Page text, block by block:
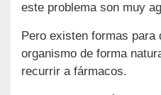
este problema son muy
Pero existen formas para
organismo de forma
recurrir a fármacos.